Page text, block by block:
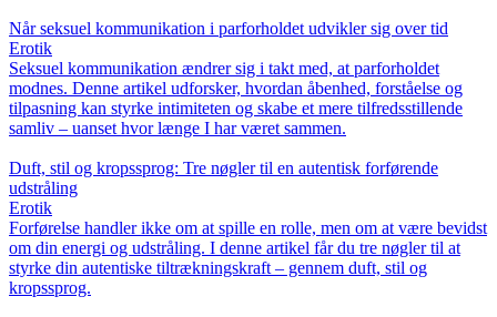
Når seksuel kommunikation i parforholdet udvikler sig over tid
Erotik
Seksuel kommunikation ændrer sig i takt med, at parforholdet
modnes. Denne artikel udforsker, hvordan åbenhed, forståelse og
tilpasning kan styrke intimiteten og skabe et mere tilfredsstillende
samliv – uanset hvor længe I har været sammen.
Duft, stil og kropssprog: Tre nøgler til en autentisk forførende
udstråling
Erotik
Forførelse handler ikke om at spille en rolle, men om at være bevidst
om din energi og udstråling. I denne artikel får du tre nøgler til at
styrke din autentiske tiltrækningskraft – gennem duft, stil og
kropssprog.